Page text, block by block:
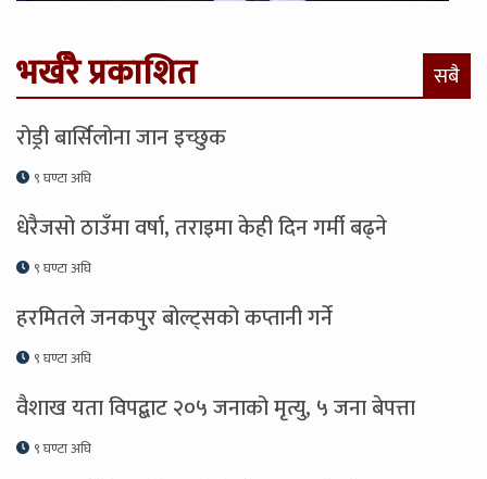
भर्खरै प्रकाशित सबै
रोड्री बार्सिलोना जान इच्छुक
९ घण्टा अघि
धेरैजसो ठाउँमा वर्षा, तराइमा केही दिन गर्मी बढ्ने
९ घण्टा अघि
हरमितले जनकपुर बोल्ट्सको कप्तानी गर्ने
९ घण्टा अघि
वैशाख यता विपद्बाट २०५ जनाको मृत्यु, ५ जना बेपत्ता
९ घण्टा अघि